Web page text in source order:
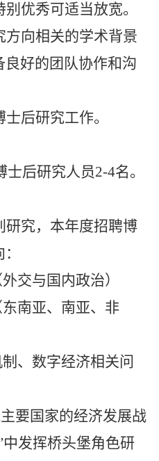
优秀可适当放宽。
方向相关的学术背景
好的团队协作和沟
士后研究工作。
后研究人员2-4名。
研究，本年度招聘博
交与国内政治）
南亚、南亚、非
、 数字经济相关问
要国家的经济发展战
发挥桥头堡角色研